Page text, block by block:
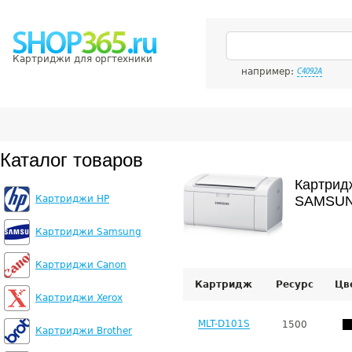
Картриджи для оргтехники
например: C4092A
Каталог товаров
Картриджи HP
Картриджи Samsung
Картриджи Canon
Картриджи Xerox
Картриджи Brother
Картридж Ресурс
MLT-D101S 1500